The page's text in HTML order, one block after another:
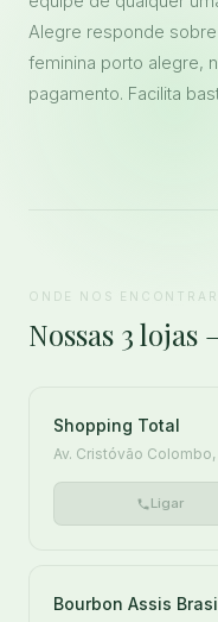
Alegre responde
feminina porto alegre,
pagamento. Facilita
ONDE NOS
Nossas 3
Shopping Total
Av. Cristóvão Colombo,
Ligar
Bourbon Assis